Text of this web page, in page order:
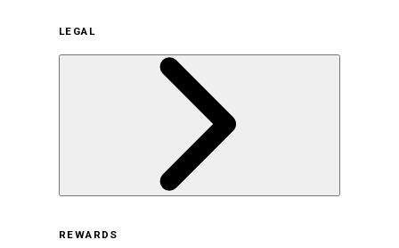
サステナビリティの取り組み（日本）
サステナビリティの取り組み（米国/英語）
ヒストリー
採用情報
LEGAL
REWARDS